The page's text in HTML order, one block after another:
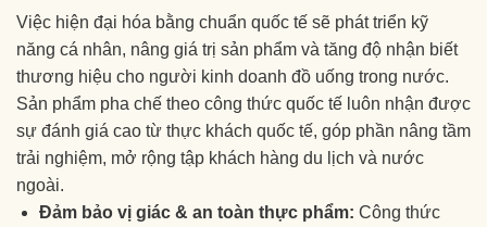
Việc hiện đại hóa bằng chuẩn quốc tế sẽ phát triển kỹ
năng cá nhân, nâng giá trị sản phẩm và tăng độ nhận biết
thương hiệu cho người kinh doanh đồ uống trong nước.
Sản phẩm pha chế theo công thức quốc tế luôn nhận được
sự đánh giá cao từ thực khách quốc tế, góp phần nâng tầm
trải nghiệm, mở rộng tập khách hàng du lịch và nước
ngoài.
Đảm bảo vị giác & an toàn thực phẩm: Công thức